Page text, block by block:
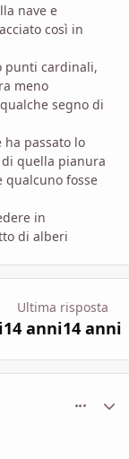
nave e
così in
punti cardinali,
meno
segno di
ha passato lo
quella pianura
qualcuno fosse
in
di alberi
Ultima risposta
14 anni14 anni